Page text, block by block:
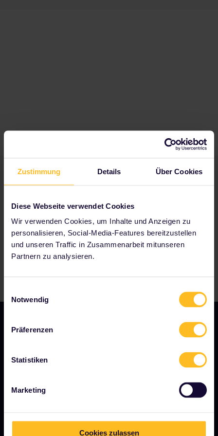
Zustimmung Details Über Cookies
Diese Webseite verwendet Cookies
Wir verwenden Cookies, um Inhalte und Anzeigen zu
personalisieren, Social-Media-Features bereitzustellen
und unseren Traffic in Zusammenarbeit mitunseren
Partnern zu analysieren.
Notwendig
Präferenzen
Statistiken
Marketing
Cookies zulassen
Zu unseren Partnern gehören
Rückerstattungen und Umtausch